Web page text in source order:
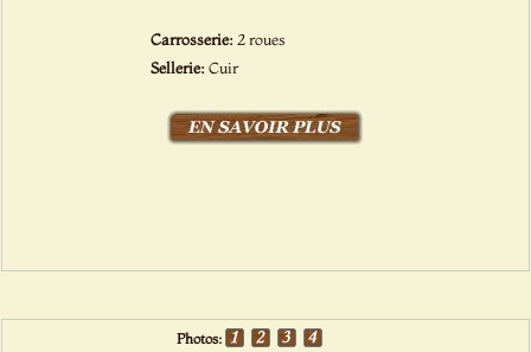
Carrosserie: 2 roues
Sellerie:Cuir
Photos: